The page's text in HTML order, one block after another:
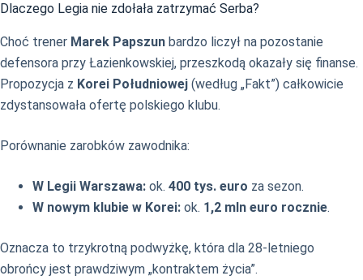
Dlaczego Legia nie zdołała zatrzymać Serba?
Choć trener Marek Papszun bardzo liczył na pozostanie
defensora przy Łazienkowskiej, przeszkodą okazały się finanse.
Propozycja z Korei Południowej (według „Fakt”) całkowicie
zdystansowała ofertę polskiego klubu.
Porównanie zarobków zawodnika:
W Legii Warszawa: ok. 400 tys. euro za sezon.
W nowym klubie w Korei: ok. 1,2 mln euro rocznie.
Oznacza to trzykrotną podwyżkę, która dla 28-letniego
obrońcy jest prawdziwym „kontraktem życia”.